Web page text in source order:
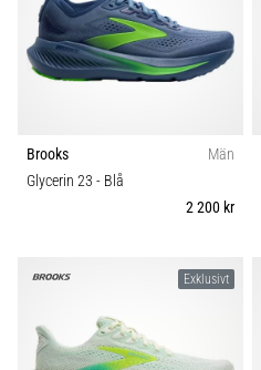
Brooks
Män
Glycerin 23 - Blå
2 200 kr
Exklusivt